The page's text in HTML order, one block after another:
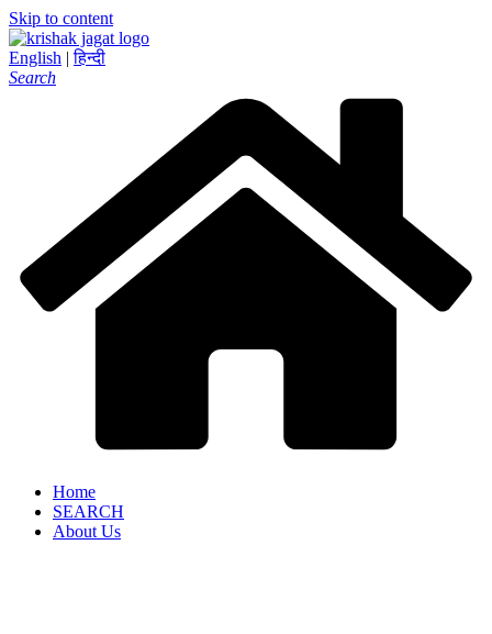
Skip to content
English | हिन्दी
Search
Home
SEARCH
About Us